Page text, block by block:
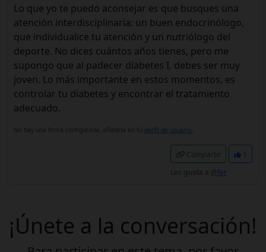
Lo que yo te puedo aconsejar es que busques una
atención interdisciplinaria: un buen endocrinólogo,
que individualice tu atención y un nutriólogo del
deporte. No dices cuántos años tienes, pero me
supongo que al padecer diabetes I, debes ser muy
joven. Lo más importante en estos momentos, es
controlar tu diabetes y encontrar el tratamiento
adecuado.
No hay una firma configurada, añádela en tú perfil de usuario.
Compartir
1
Les gusta a @fer
¡Únete a la conversación!